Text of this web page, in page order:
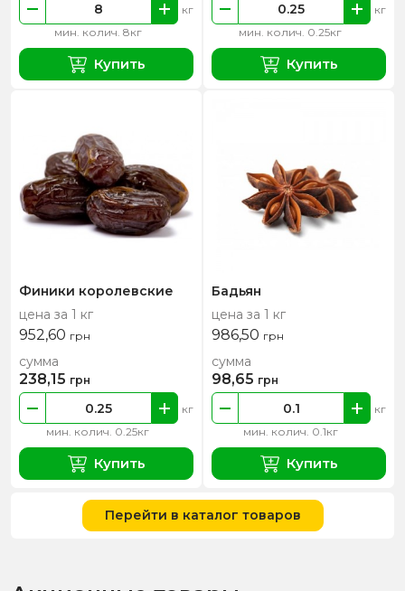
мин. колич. 8кг
кг
Купить
мин. колич. 0.25кг
кг
Купить
Финики королевские
цена за 1 кг
952,60 грн
мин. колич. 0.25кг
кг
сумма
238,15 грн
Купить
Бадьян
цена за 1 кг
986,50 грн
мин. колич. 0.1кг
кг
сумма
98,65 грн
Купить
Перейти в каталог товаров